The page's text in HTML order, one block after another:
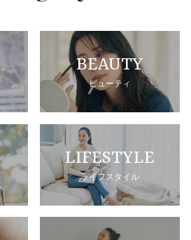
BEAUTY
ビューティ
LIFESTYLE
ライフスタイル